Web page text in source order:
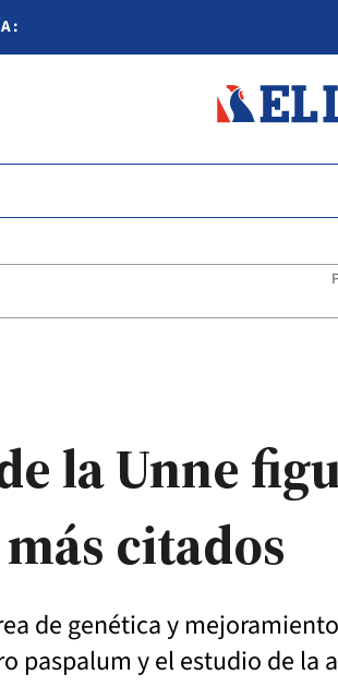
la Unne
citados
de genética y
paspalum y el estudio de la